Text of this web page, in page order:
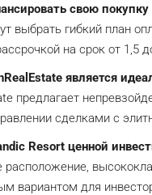
свою
выбрать гибкий план
на срок от 1,5
является
предлагает
сделками с
Resort ценной
расположение,
вариантом для